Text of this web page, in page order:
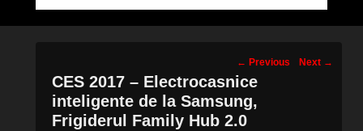
Post
navigation
← Previous Next →
CES 2017 – Electrocasnice
inteligente de la Samsung,
Frigiderul Family Hub 2.0